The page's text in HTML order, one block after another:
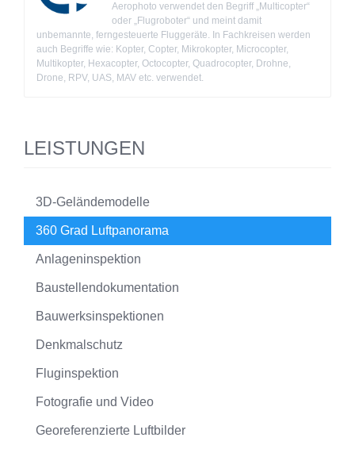
Aerophoto verwendet den Begriff „Multicopter“
oder „Flugroboter“ und meint damit
unbemannte, ferngesteuerte Fluggeräte. In Fachkreisen werden
auch Begriffe wie: Kopter, Copter, Mikrokopter, Microcopter,
Multikopter, Hexacopter, Octocopter, Quadrocopter, Drohne,
Drone, RPV, UAS, MAV etc. verwendet.
LEISTUNGEN
3D-Geländemodelle
360 Grad Luftpanorama
Anlageninspektion
Baustellendokumentation
Bauwerksinspektionen
Denkmalschutz
Fluginspektion
Fotografie und Video
Georeferenzierte Luftbilder